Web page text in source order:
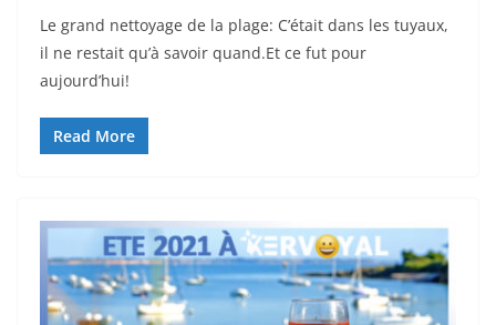
Le grand nettoyage de la plage: C’était dans les tuyaux,
il ne restait qu’à savoir quand.Et ce fut pour
aujourd’hui!
Read More